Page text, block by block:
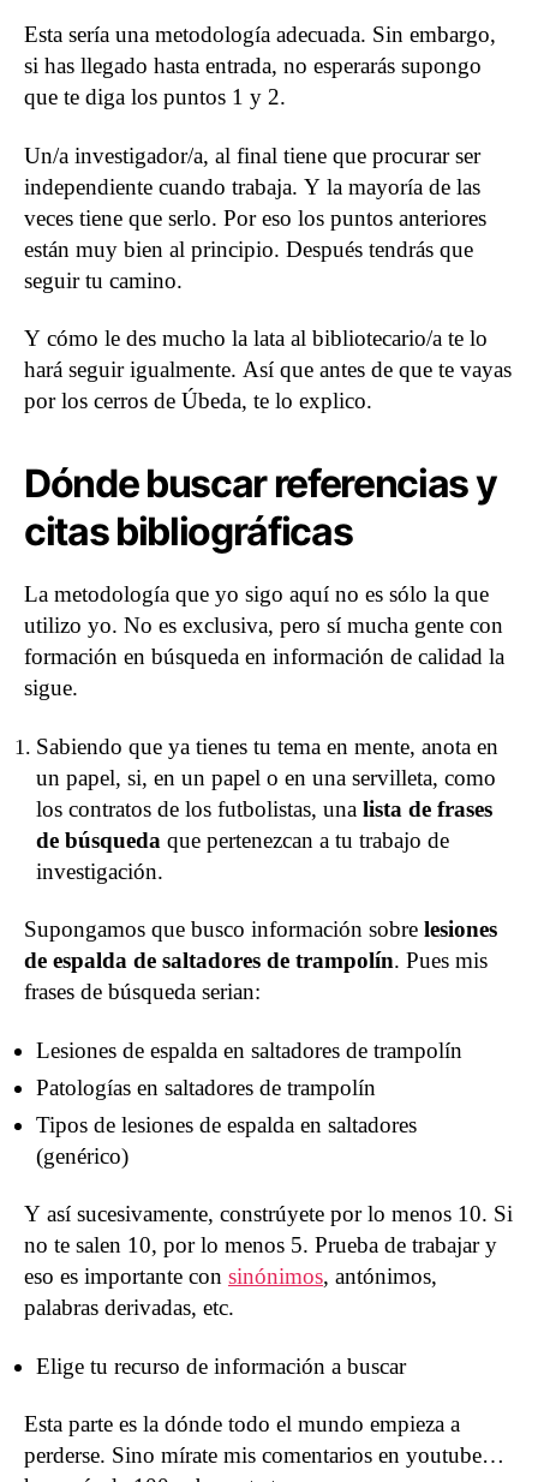
Esta sería una metodología adecuada. Sin embargo,
si has llegado hasta entrada, no esperarás supongo
que te diga los puntos 1 y 2.
Un/a investigador/a, al final tiene que procurar ser
independiente cuando trabaja. Y la mayoría de las
veces tiene que serlo. Por eso los puntos anteriores
están muy bien al principio. Después tendrás que
seguir tu camino.
Y cómo le des mucho la lata al bibliotecario/a te lo
hará seguir igualmente. Así que antes de que te vayas
por los cerros de Úbeda, te lo explico.
Dónde buscar referencias y
citas bibliográficas
La metodología que yo sigo aquí no es sólo la que
utilizo yo. No es exclusiva, pero sí mucha gente con
formación en búsqueda en información de calidad la
sigue.
Sabiendo que ya tienes tu tema en mente, anota en
un papel, si, en un papel o en una servilleta, como
los contratos de los futbolistas, una lista de frases
de búsqueda que pertenezcan a tu trabajo de
investigación.
Supongamos que busco información sobre lesiones
de espalda de saltadores de trampolín. Pues mis
frases de búsqueda serian:
Lesiones de espalda en saltadores de trampolín
Patologías en saltadores de trampolín
Tipos de lesiones de espalda en saltadores
(genérico)
Y así sucesivamente, constrúyete por lo menos 10. Si
no te salen 10, por lo menos 5. Prueba de trabajar y
eso es importante con sinónimos, antónimos,
palabras derivadas, etc.
Elige tu recurso de información a buscar
Esta parte es la dónde todo el mundo empieza a
perderse. Sino mírate mis comentarios en youtube…